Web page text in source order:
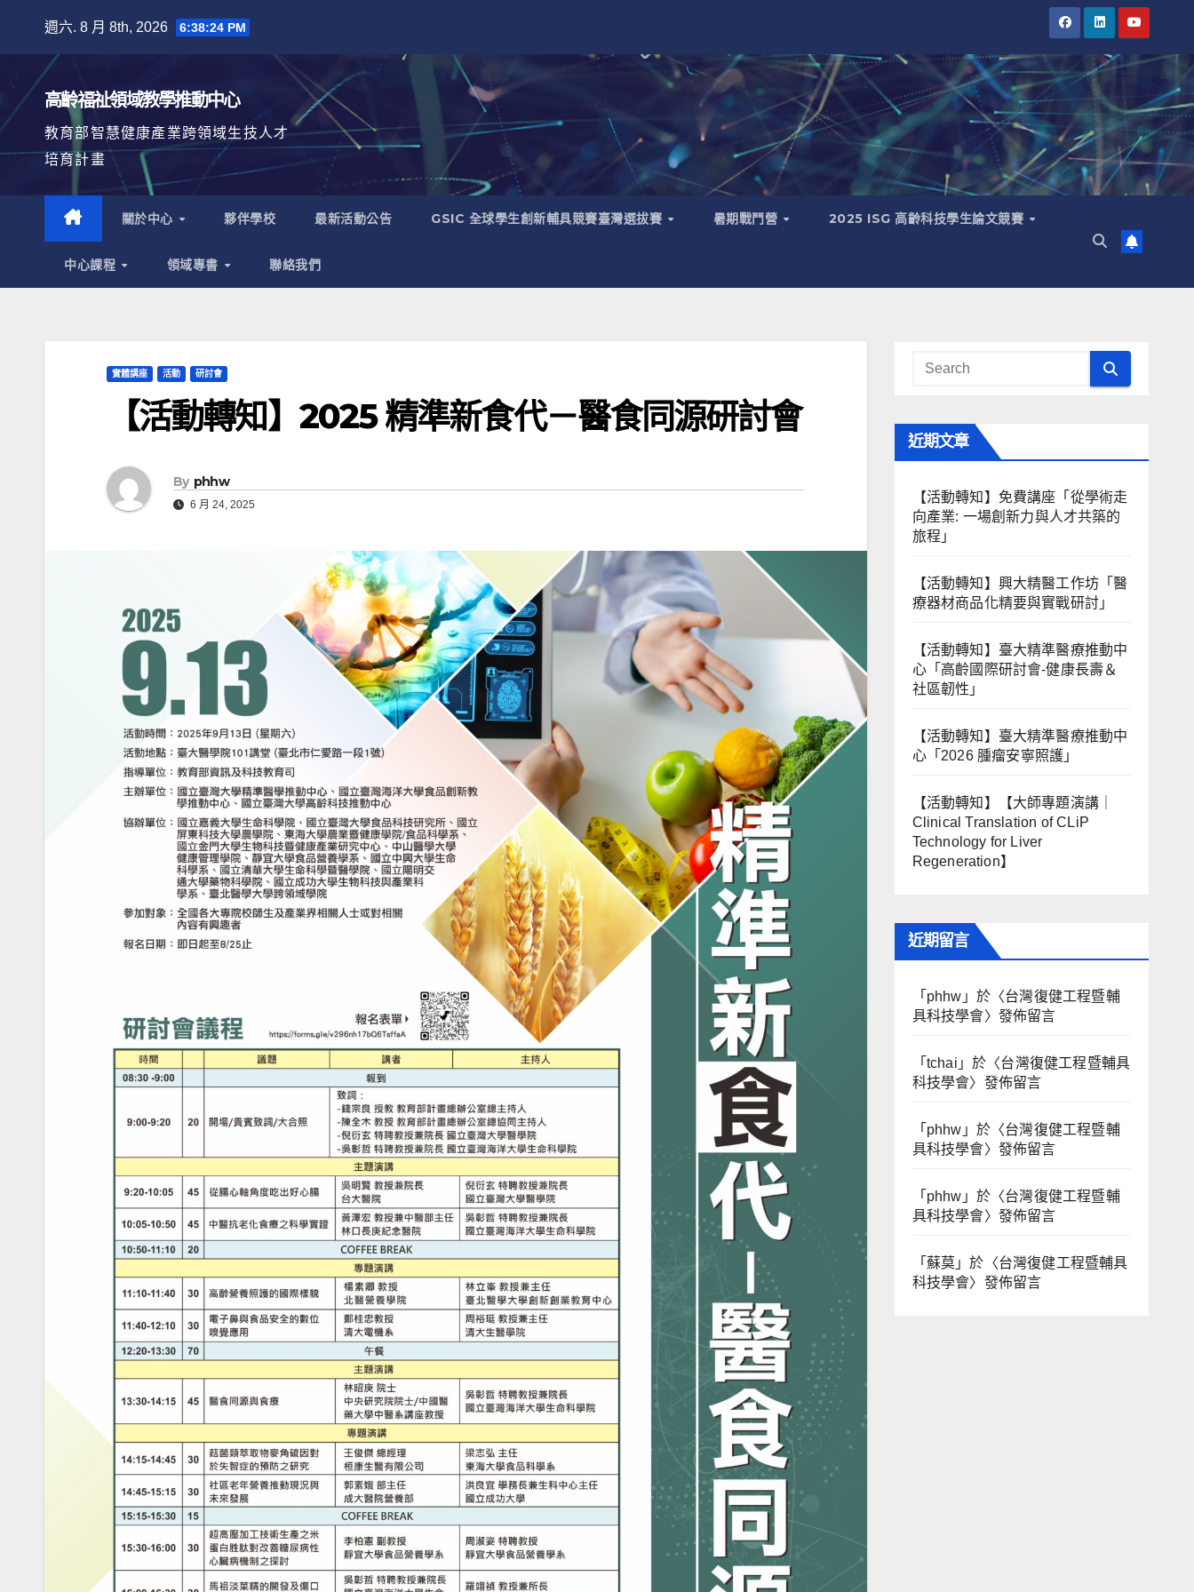
週六. 8 月 8th, 2026 6:38:25 PM
高齡福祉領域教學推動中心
教育部智慧健康產業跨領域生技人才
培育計畫
關於中心 夥伴學校 最新活動公告 GSIC 全球學生創新輔具競賽臺灣選拔賽 暑期戰鬥營 2025 ISG 高齡科技學生論文競賽
中心課程 領域專書 聯絡我們
實體講座 活動 研討會
【活動轉知】2025 精準新食代－醫食同源研討會
By phhw
6 月 24, 2025
近期文章
【活動轉知】免費講座「從學術走
向產業: ⼀場創新力與⼈才共築的
旅程」
【活動轉知】興大精醫工作坊「醫
療器材商品化精要與實戰研討」
【活動轉知】臺大精準醫療推動中
心「高齡國際研討會-健康長壽＆
社區韌性」
【活動轉知】臺大精準醫療推動中
心「2026 腫瘤安寧照護」
【活動轉知】【大師專題演講｜
Clinical Translation of CLiP
Technology for Liver
Regeneration】
近期留言
「 phhw 」於〈台灣復健工程暨輔
具科技學會〉發佈留言
「 tchai 」於〈台灣復健工程暨輔具
科技學會〉發佈留言
「 phhw 」於〈台灣復健工程暨輔
具科技學會〉發佈留言
「 phhw 」於〈台灣復健工程暨輔
具科技學會〉發佈留言
「 蘇莫 」於〈台灣復健工程暨輔具
科技學會〉發佈留言